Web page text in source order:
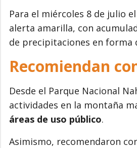
Para el miércoles 8 de julio
alerta amarilla, con
de precipitaciones en forma
Recomiendan
Desde el Parque Nacional
actividades en la montaña
áreas de uso público.
Asimismo, recomendaron